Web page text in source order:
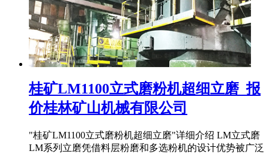
桂矿LM1100立式磨粉机超细立磨_报
价桂林矿山机械有限公司
"桂矿LM1100立式磨粉机超细立磨"详细介绍 LM立式磨
LM系列立磨凭借料层粉磨和多选粉机的设计优势被广泛